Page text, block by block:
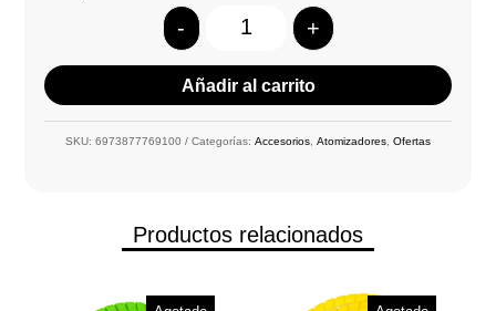
Quantity
- +
Añadir al carrito
SKU: 6973877769100 Categorías: Accesorios Atomizadores Ofertas
Productos relacionados